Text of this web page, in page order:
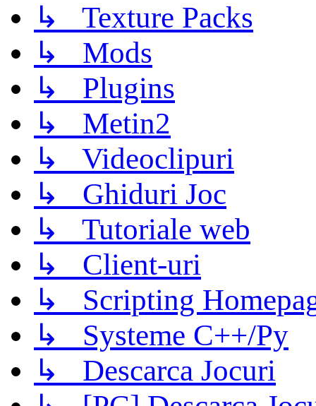
↳ Texture Packs
↳ Mods
↳ Plugins
↳ Metin2
↳ Videoclipuri
↳ Ghiduri Joc
↳ Tutoriale web
↳ Client-uri
↳ Scripting
↳ Systeme C++/Py
↳ Descarca Jocuri